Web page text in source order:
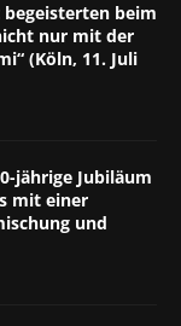
beim
nur mit der
(Köln, 11. Juli
jährige Jubiläum
mit einer
und